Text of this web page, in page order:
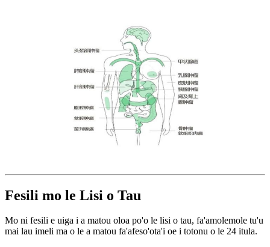
Fesili mo le Lisi o Tau
Mo ni fesili e uiga i a matou oloa po'o le lisi o tau, fa'amolemole tu'u
mai lau imeli ma o le a matou fa'afeso'ota'i oe i totonu o le 24 itula.